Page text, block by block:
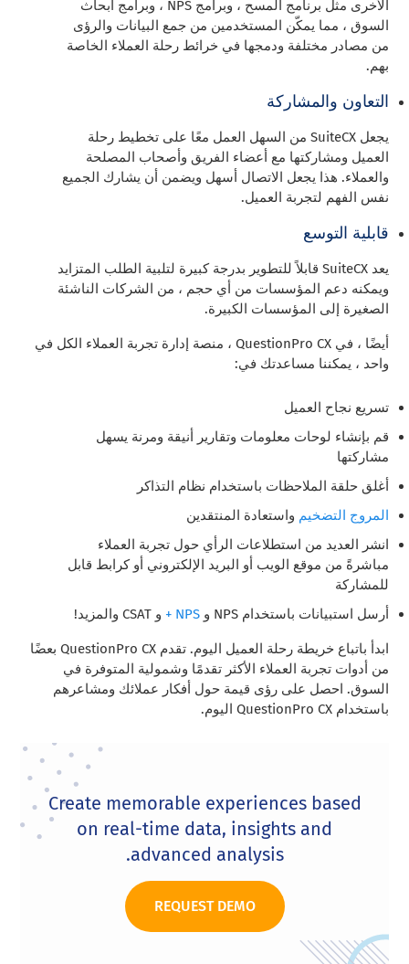
الأخرى مثل برنامج المسح ، وبرامج NPS ، وبرامج أبحاث
السوق ، مما يمكّن المستخدمين من جمع البيانات والرؤى
من مصادر مختلفة ودمجها في خرائط رحلة العملاء الخاصة
بهم.
التعاون والمشاركة
يجعل SuiteCX من السهل العمل معًا على تخطيط رحلة
العميل ومشاركتها مع أعضاء الفريق وأصحاب المصلحة
والعملاء. هذا يجعل الاتصال أسهل ويضمن أن يشارك الجميع
نفس الفهم لتجربة العميل.
قابلية التوسع
يعد SuiteCX قابلاً للتطوير بدرجة كبيرة لتلبية الطلب المتزايد
ويمكنه دعم المؤسسات من أي حجم ، من الشركات الناشئة
الصغيرة إلى المؤسسات الكبيرة.
أيضًا ، في QuestionPro CX ، منصة إدارة تجربة العملاء الكل في
واحد ، يمكننا مساعدتك في:
تسريع نجاح العميل
قم بإنشاء لوحات معلومات وتقارير أنيقة ومرنة يسهل
مشاركتها
أغلق حلقة الملاحظات باستخدام نظام التذاكر
المروج التضخيم واستعادة المنتقدين
انشر العديد من استطلاعات الرأي حول تجربة العملاء
مباشرةً من موقع الويب أو البريد الإلكتروني أو كرابط قابل
للمشاركة
أرسل استبيانات باستخدام NPS و
NPS + و CSAT والمزيد!
ابدأ باتباع خريطة رحلة العميل اليوم. تقدم QuestionPro CX بعضًا
من أدوات تجربة العملاء الأكثر تقدمًا وشمولية المتوفرة في
السوق. احصل على رؤى قيمة حول أفكار عملائك ومشاعرهم
باستخدام QuestionPro CX اليوم.
Create memorable experiences based
on real-time data, insights and
advanced analysis.
REQUEST DEMO